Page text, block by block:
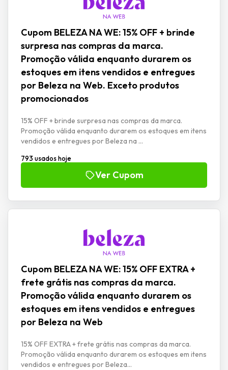
Cupom BELEZA NA WE: 15% OFF + brinde
surpresa nas compras da marca.
Promoção válida enquanto durarem os
estoques em itens vendidos e entregues
por Beleza na Web. Exceto produtos
promocionados
15% OFF + brinde surpresa nas compras da marca.
Promoção válida enquanto durarem os estoques em itens
vendidos e entregues por Beleza na ...
793 usados hoje
Ver Cupom
Cupom BELEZA NA WE: 15% OFF EXTRA +
frete grátis nas compras da marca.
Promoção válida enquanto durarem os
estoques em itens vendidos e entregues
por Beleza na Web
15% OFF EXTRA + frete grátis nas compras da marca.
Promoção válida enquanto durarem os estoques em itens
vendidos e entregues por Beleza...